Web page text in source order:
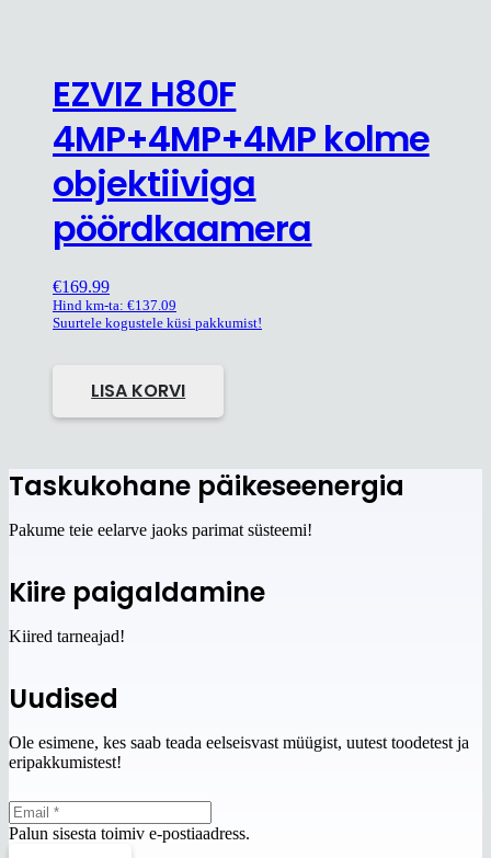
EZVIZ H80F
4MP+4MP+4MP kolme
objektiiviga
pöördkaamera
€169.99
Hind km-ta: €137.09
Suurtele kogustele küsi pakkumist!
LISA KORVI
Taskukohane päikeseenergia
Pakume teie eelarve jaoks parimat süsteemi!
Kiire paigaldamine
Kiired tarneajad!
Uudised
Ole esimene, kes saab teada eelseisvast müügist, uutest toodetest ja
eripakkumistest!
Palun sisesta toimiv e-postiaadress.